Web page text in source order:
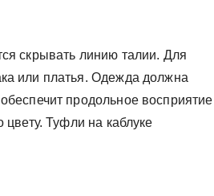
скрывать линию талии. Для
или платья. Одежда должна
продольное восприятие
цвету. Туфли на каблуке